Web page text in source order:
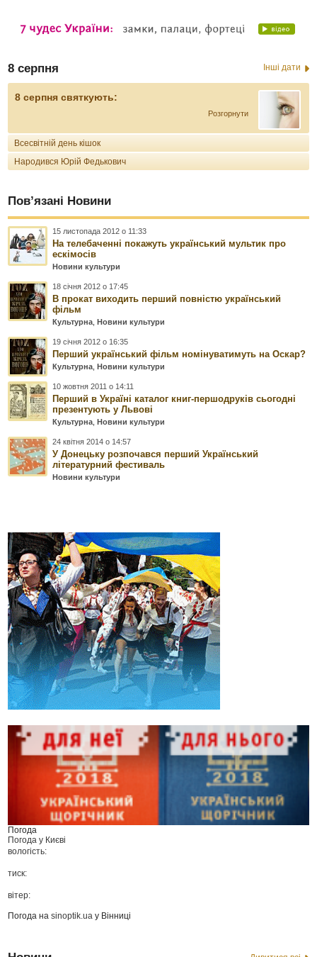
8 серпня Інші дати
8 серпня святкують:
Розгорнути
Всесвітній день кішок
Народився Юрій Федькович
Пов’язані Новини
15 листопада 2012 о 11:33
На телебаченні покажуть український мультик про
ескімосів
Новини культури
18 січня 2012 о 17:45
В прокат виходить перший повністю український
фільм
Культурна ,Новини культури
19 січня 2012 о 16:35
Перший український фільм номінуватимуть на Оскар?
Культурна ,Новини культури
10 жовтня 2011 о 14:11
Перший в Україні каталог книг-першодруків сьогодні
презентують у Львові
Культурна ,Новини культури
24 квітня 2014 о 14:57
У Донецьку розпочався перший Український
літературний фестиваль
Новини культури
Погода
Погода у Києві
вологість:
тиск:
вітер:
Погода наsinoptik.ua у Вінниці